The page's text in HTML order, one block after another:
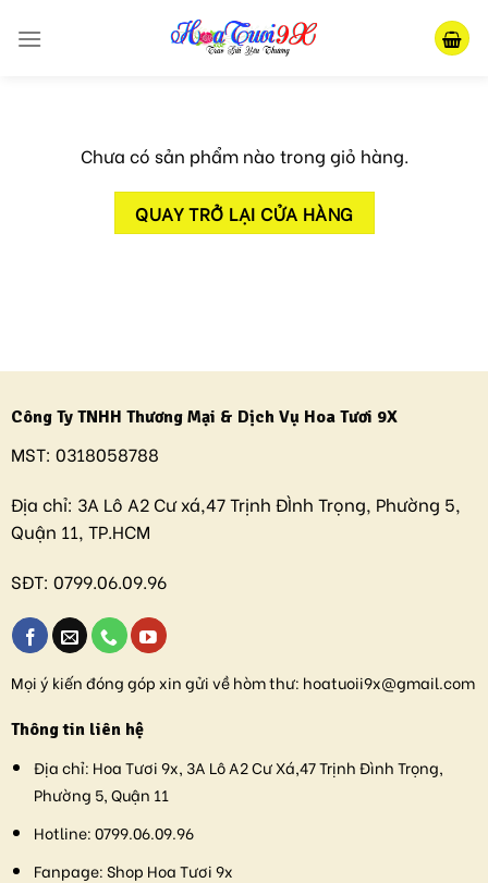
Chưa có sản phẩm nào trong giỏ hàng.
QUAY TRỞ LẠI CỬA HÀNG
Công Ty TNHH Thương Mại & Dịch Vụ Hoa Tươi 9X
MST: 0318058788
Địa chỉ: 3A Lô A2 Cư xá,47 Trịnh ĐÌnh Trọng, Phường 5,
Quận 11, TP.HCM
SĐT: 0799.06.09.96
Mọi ý kiến đóng góp xin gửi về hòm thư: hoatuoii9x@gmail.com
Thông tin liên hệ
Địa chỉ: Hoa Tươi 9x, 3A Lô A2 Cư Xá,47 Trịnh Đình Trọng,
Phường 5, Quận 11
Hotline:0799.06.09.96
Fanpage:Shop Hoa Tươi 9x